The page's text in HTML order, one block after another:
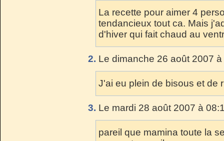
La recette pour aimer 4
tendancieux tout ca. Mais
d'hiver qui fait chaud au
2. Le dimanche 26 août 2007
J'ai eu plein de bisous et de
3. Le mardi 28 août 2007 à
pareil que mamina toute la